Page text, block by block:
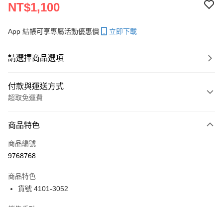
NT$1,100
App 結帳可享專屬活動優惠價 立即下載
請選擇商品選項
付款與運送方式
超取免運費
信用卡一次付款
超商取貨付款
ATM付款
商品特色
商品編號
9768768
商品特色
貨號 4101-3052